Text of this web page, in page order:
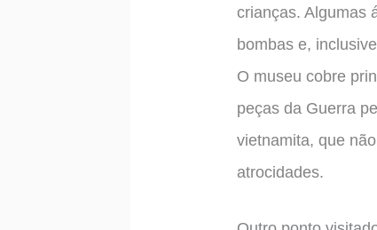
crianças. Algumas
bombas e,
O museu cobre
peças da Guerra
vietnamita, que
atrocidades.